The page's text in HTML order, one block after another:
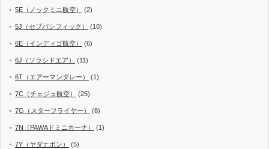
5E（ノックミニ航空） (2)
5J（セブパシフィック） (10)
6E（インディゴ航空） (6)
6J（ソラシドエア） (11)
6T（エアーマンダレー） (1)
7C（チェジュ航空） (25)
7G（スターフライヤー） (8)
7N（PAWAドミニカーナ） (1)
7Y（ヤダナポン） (5)